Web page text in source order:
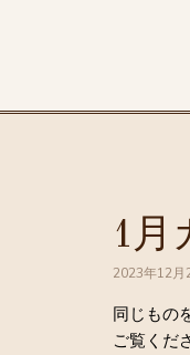
1月
2023年12月
同じもの
ご覧くだ